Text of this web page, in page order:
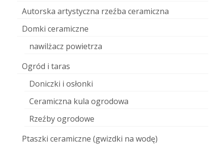
Autorska artystyczna rzeźba ceramiczna
Domki ceramiczne
nawilżacz powietrza
Ogród i taras
Doniczki i osłonki
Ceramiczna kula ogrodowa
Rzeźby ogrodowe
Ptaszki ceramiczne (gwizdki na wodę)